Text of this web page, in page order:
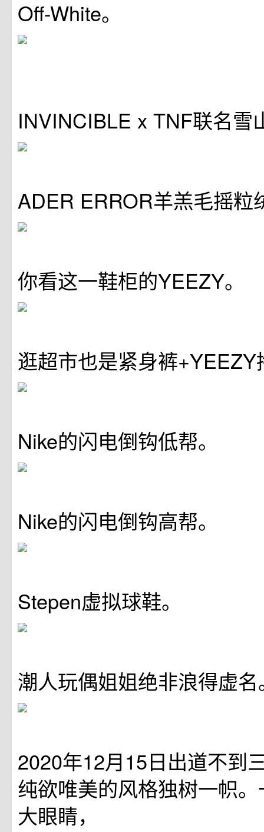
Off-White。
INVINCIBLE x TNF联名雪
ADER ERROR羊羔毛摇粒
你看这一鞋柜的YEEZY。
逛超市也是紧身裤+YEEZY
Nike的闪电倒钩低帮。
Nike的闪电倒钩高帮。
Stepen虚拟球鞋。
潮人玩偶姐姐绝非浪得虚名
2020年12月15日出道不到
纯欲唯美的风格独树一帜
大眼睛，